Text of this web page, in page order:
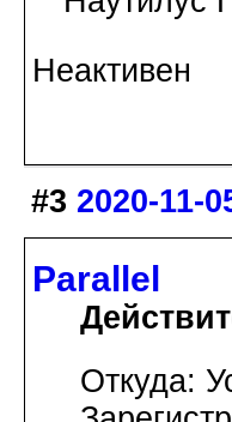
Неактивен
#3 2020-11-
Parallel
Откуда: